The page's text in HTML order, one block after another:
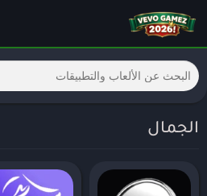
الجمال